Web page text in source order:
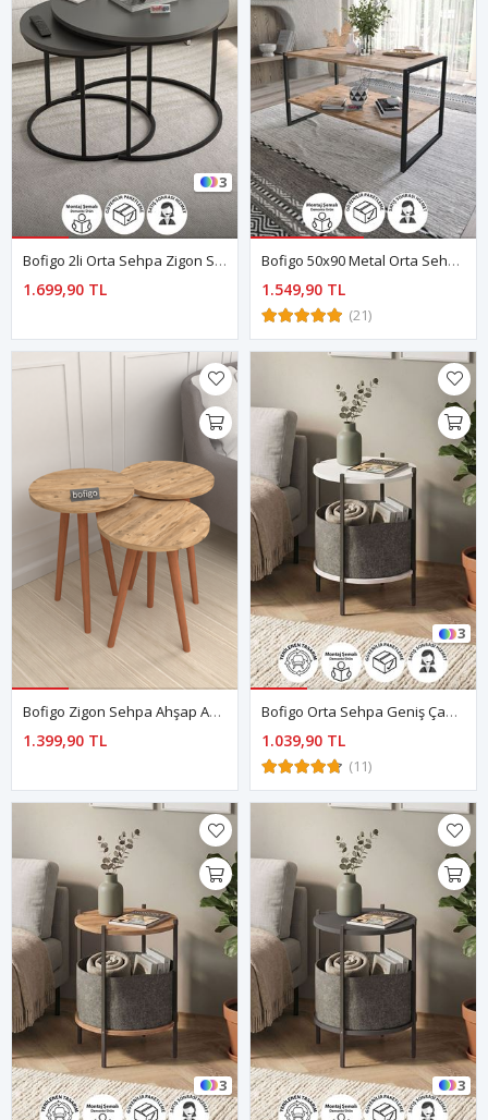
3
Bofigo 2li Orta Sehpa Zigon Sehpa Yan Sehpa Kahve Sehpası Hilal Antrasit
1.699,90 TL
Bofigo 50x90 Metal Orta Sehpa Dikdörtgen Orta Sehpa Raflı Kahve Sehpası Çam
1.549,90 TL
(21)
Bofigo Zigon Sehpa Ahşap Ayaklı Zigon Çam
1.399,90 TL
3
Bofigo Orta Sehpa Geniş Çantalı Sehpa Gazetelik Kitaplık Çiçeklik Beyaz
1.039,90 TL
(11)
3 3